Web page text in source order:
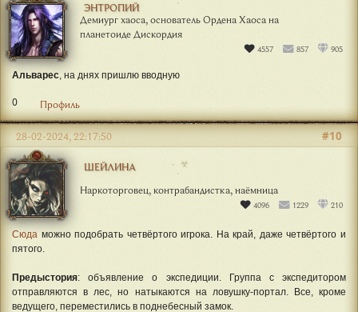
ЭНТРОПИЙ
Демиург хаоса, основатель Ордена Хаоса на
планетоиде Дискордия
4557 857 905
Альварес, на днях пришлю вводную
0 Профиль
ШЕЙЛИНА ☣
Наркоторговец, контрабандистка, наёмница
4096 1229 210
#10
28-02-2024, 22:17:50
Сюда можно подобрать четвёртого игрока. На край, даже четвёртого и
пятого.
Предыстория: объявление о экспедиции. Группа с экспедитором
отправляются в лес, но натыкаются на ловушку-портал. Все, кроме
ведущего, переместились в поднебесный замок.